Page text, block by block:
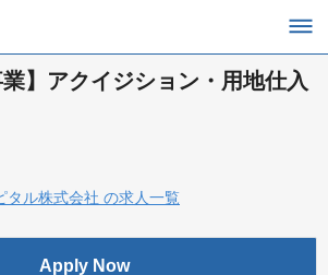
業】アクイジション・用地仕入
タル株式会社 の求人一覧
Apply Now